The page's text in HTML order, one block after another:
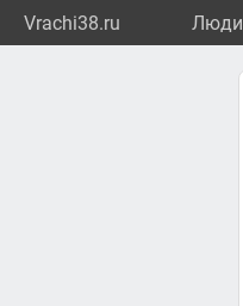
Vrachi38.ru Люди